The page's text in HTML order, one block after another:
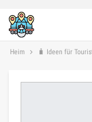
Heim 🧳 Ideen für